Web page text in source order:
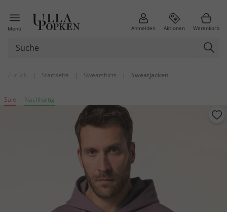
Menü Anmelden Aktionen Warenkorb
| Startseite | Sweatshirts | Sweatjacken
Sale Nachhaltig